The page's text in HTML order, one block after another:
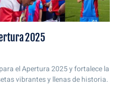
2025
el Apertura 2025 y fortalece la
vibrantes y llenas de historia.